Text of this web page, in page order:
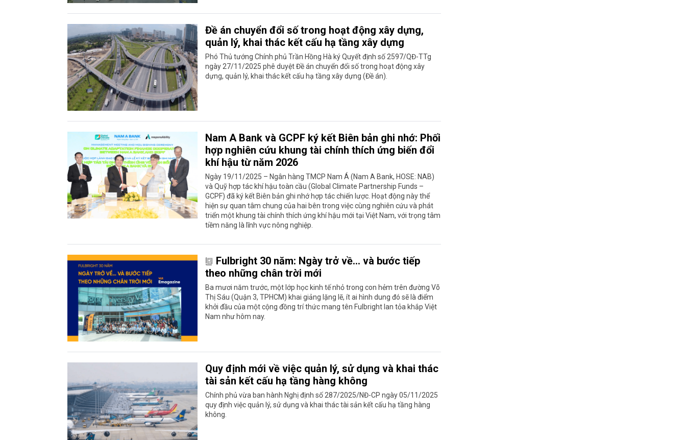
Đề án chuyển đổi số trong hoạt động xây dựng,
quản lý, khai thác kết cấu hạ tầng xây dựng
Phó Thủ tướng Chính phủ Trần Hồng Hà ký Quyết định số 2597/QĐ-TTg
ngày 27/11/2025 phê duyệt Đề án chuyển đổi số trong hoạt động xây
dựng, quản lý, khai thác kết cấu hạ tầng xây dựng (Đề án).
Nam A Bank và GCPF ký kết Biên bản ghi nhớ: Phối
hợp nghiên cứu khung tài chính thích ứng biến đổi
khí hậu từ năm 2026
Ngày 19/11/2025 – Ngân hàng TMCP Nam Á (Nam A Bank, HOSE: NAB)
và Quỹ hợp tác khí hậu toàn cầu (Global Climate Partnership Funds –
GCPF) đã ký kết Biên bản ghi nhớ hợp tác chiến lược. Hoạt động này thể
hiện sự quan tâm chung của hai bên trong việc cùng nghiên cứu và phát
triển một khung tài chính thích ứng khí hậu mới tại Việt Nam, với trọng tâm
tiềm năng là lĩnh vực nông nghiệp.
Fulbright 30 năm: Ngày trở về… và bước tiếp
theo những chân trời mới
Ba mươi năm trước, một lớp học kinh tế nhỏ trong con hẻm trên đường Võ
Thị Sáu (Quận 3, TPHCM) khai giảng lặng lẽ, ít ai hình dung đó sẽ là điểm
khởi đầu của một cộng đồng trí thức mang tên Fulbright lan tỏa khắp Việt
Nam như hôm nay.
Quy định mới về việc quản lý, sử dụng và khai thác
tài sản kết cấu hạ tầng hàng không
Chính phủ vừa ban hành Nghị định số 287/2025/NĐ-CP ngày 05/11/2025
quy định việc quản lý, sử dụng và khai thác tài sản kết cấu hạ tầng hàng
không.